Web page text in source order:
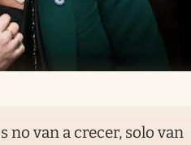
no van a crecer, solo van